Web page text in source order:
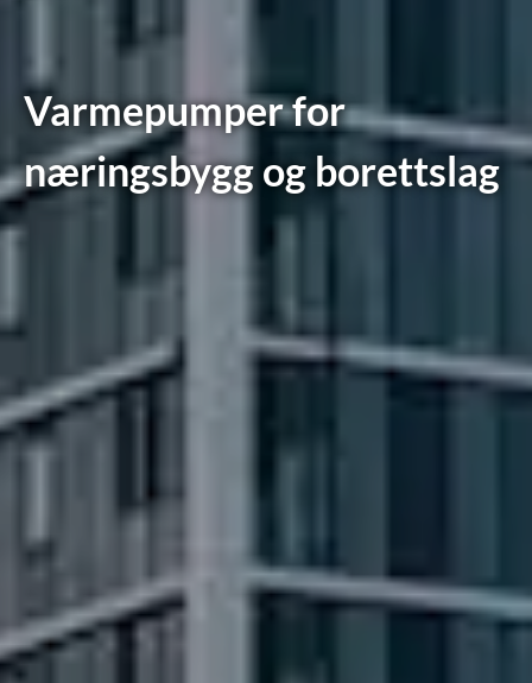
Varmepumper for
næringsbygg og borettslag